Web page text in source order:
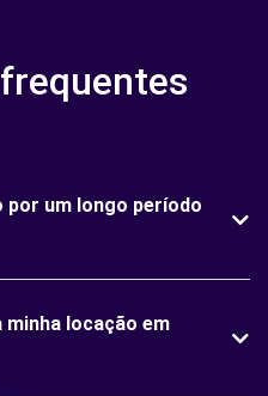
por um longo período
locação em